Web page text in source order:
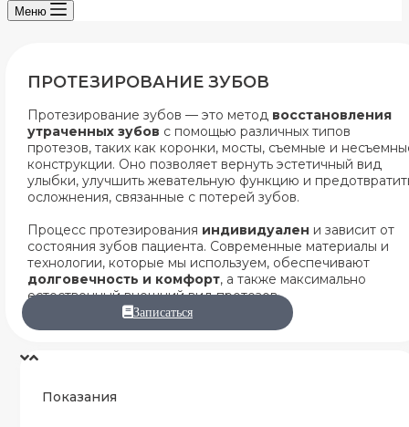
Меню
ПРОТЕЗИРОВАНИЕ ЗУБОВ
Протезирование зубов — это метод восстановления
утраченных зубов с помощью различных типов
протезов, таких как коронки, мосты, съемные и
конструкции. Оно позволяет вернуть эстетичный вид
улыбки, улучшить жевательную функцию и
осложнения, связанные с потерей зубов.
Процесс протезирования индивидуален и зависит от
состояния зубов пациента. Современные материалы и
технологии, которые мы используем, обеспечивают
долговечность и комфорт, а также максимально
естественный внешний вид протезов.
Записаться
Показания